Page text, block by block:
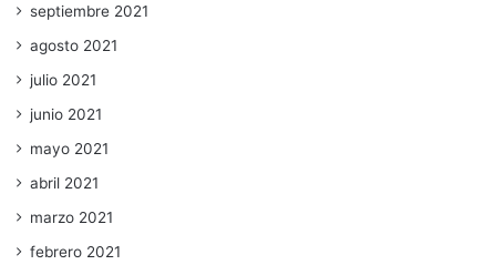
septiembre 2021
agosto 2021
julio 2021
junio 2021
mayo 2021
abril 2021
marzo 2021
febrero 2021